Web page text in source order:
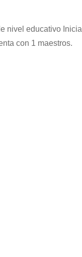
nivel educativo Inicial
con 1 maestros.